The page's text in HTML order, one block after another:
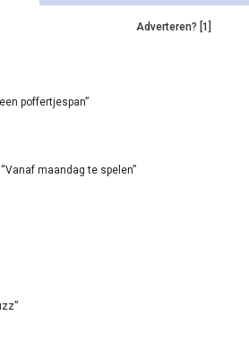
Adverteren? [1]
poffertjespan”
maandag te spelen”